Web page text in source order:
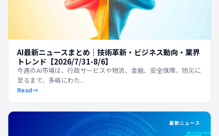
AI最新ニュースまとめ｜技術革新・ビジネス動向・業界
トレンド【2026/7/31-8/6】
今週のAI市場は、行政サービスや物流、金融、安全保障、防災に
至るまで、多岐にわた...
Read→
最新ニュース